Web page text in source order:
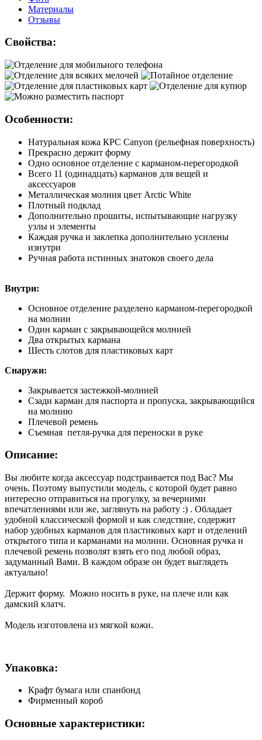
Материалы
Отзывы
Свойства:
Особенности:
Натуральная кожа КРС Canyon (рельефная поверхность)
Прекрасно держит форму
Одно основное отделение с карманом-перегородкой
Всего 11 (одинадцать) карманов для вещей и
аксессуаров
Металлическая молния цвет Arctic White
Плотный подклад
Дополнительно прошиты, испытывающие нагрузку
узлы и элементы
Каждая ручка и заклепка дополнительно усилены
изнутри
Ручная работа истинных знатоков своего дела
Внутри:
Основное отделение разделено карманом-перегородкой
на молнии
Один карман с закрывающейся молнией
Два открытых кармана
Шесть слотов для пластиковых карт
Снаружи:
Закрывается застежкой-молнией
Сзади карман для паспорта и пропуска, закрывающийся
на молнию
Плечевой ремень
Съемная петля-ручка для переноски в руке
Описание:
Вы любите когда аксессуар подстраивается под Вас? Мы
очень. Поэтому выпустили модель, с которой будет равно
интересно отправиться на прогулку, за вечерними
впечатлениями или же, заглянуть на работу :) . Обладает
удобной классической формой и как следствие, содержит
набор удобных карманов для пластиковых карт и отделений
открытого типа и карманами на молнии. Основная ручка и
плечевой ремень позволят взять его под любой образ,
задуманный Вами. В каждом образе он будет выглядеть
актуально!
Держит форму. Можно носить в руке, на плече или как
дамский клатч.
Модель изготовлена из мягкой кожи.
Упаковка:
Крафт бумага или спанбонд
Фирменный короб
Основные характеристики: